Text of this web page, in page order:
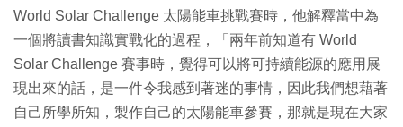
World Solar Challenge 太陽能車挑戰賽時，他解釋當中為
一個將讀書知識實戰化的過程，「兩年前知道有 World
Solar Challenge 賽事時，覺得可以將可持續能源的應用展
現出來的話，是一件令我感到著迷的事情，因此我們想藉著
自己所學所知，製作自己的太陽能車參賽，那就是現在大家